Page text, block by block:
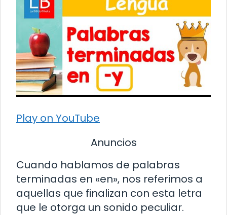
Play on YouTube
Anuncios
Cuando hablamos de palabras
terminadas en «en», nos referimos a
aquellas que finalizan con esta letra
que le otorga un sonido peculiar.